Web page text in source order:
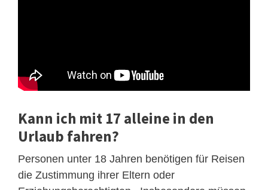
Kann ich mit 17 alleine in den
Urlaub fahren?
Personen unter 18 Jahren benötigen für Reisen
die Zustimmung ihrer Eltern oder